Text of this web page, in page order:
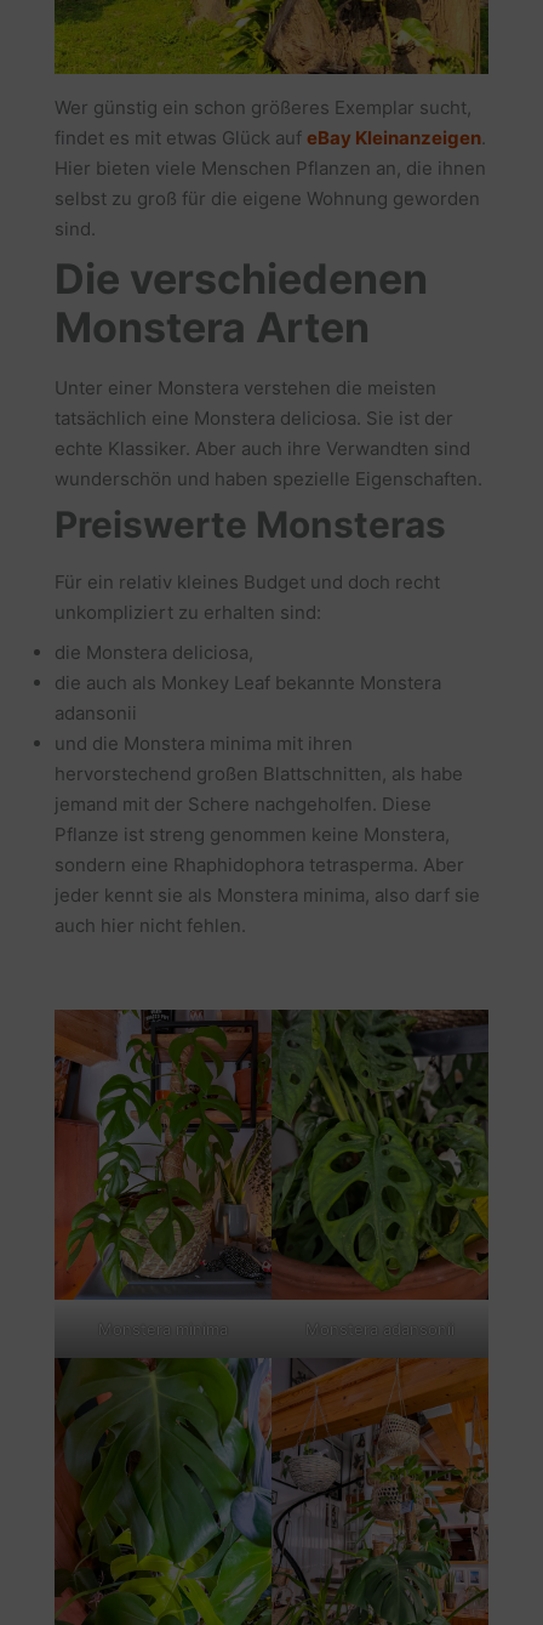
Wer günstig ein schon größeres Exemplar sucht,
findet es mit etwas Glück auf eBay Kleinanzeigen.
Hier bieten viele Menschen Pflanzen an, die ihnen
selbst zu groß für die eigene Wohnung geworden
sind.
Die verschiedenen
Monstera Arten
Unter einer Monstera verstehen die meisten
tatsächlich eine Monstera deliciosa. Sie ist der
echte Klassiker. Aber auch ihre Verwandten sind
wunderschön und haben spezielle Eigenschaften.
Preiswerte Monsteras
Für ein relativ kleines Budget und doch recht
unkompliziert zu erhalten sind:
die Monstera deliciosa,
die auch als Monkey Leaf bekannte Monstera
adansonii
und die Monstera minima mit ihren
hervorstechend großen Blattschnitten, als habe
jemand mit der Schere nachgeholfen. Diese
Pflanze ist streng genommen keine Monstera,
sondern eine Rhaphidophora tetrasperma. Aber
jeder kennt sie als Monstera minima, also darf sie
auch hier nicht fehlen.
Monstera minima Monstera adansonii